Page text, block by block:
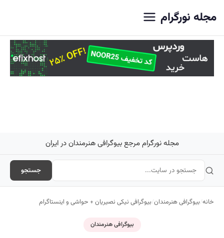
مجله نورگرام
مجله نورگرام مرجع بیوگرافی هنرمندان در ایران
جستجو
خانه/بیوگرافی هنرمندان/بیوگرافی نیکی نصیریان + حواشی و اینستاگرام
بیوگرافی هنرمندان